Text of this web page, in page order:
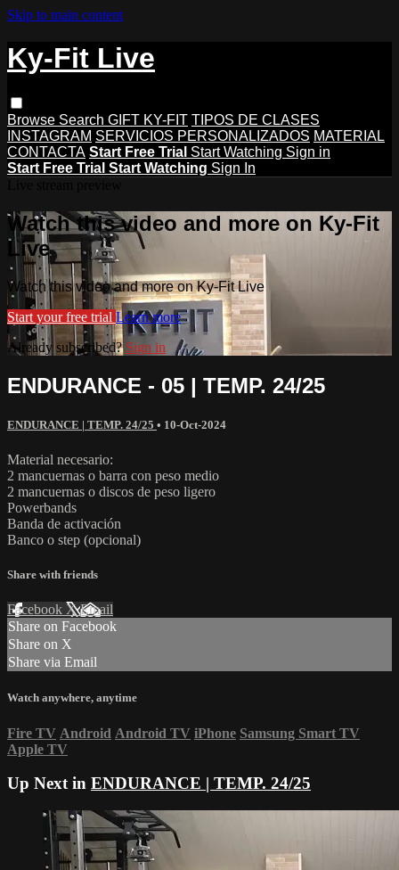
Skip to main content
Ky-Fit Live
Browse Search GIFT KY-FIT TIPOS DE CLASES
INSTAGRAM SERVICIOS PERSONALIZADOS MATERIAL
CONTACTA Start Free Trial Start Watching Sign in
Start Free Trial Start Watching Sign In
Watch this video and more on Ky-Fit
Live
Watch this video and more on Ky-Fit Live
Start your free trial Learn more
Already subscribed?Sign in
ENDURANCE - 05 | TEMP. 24/25
ENDURANCE | TEMP. 24/25 • 10-Oct-2024
Material necesario:
2 mancuernas o barra con peso medio
2 mancuernas o discos de peso ligero
Powerbands
Banda de activación
Banco o step (opcional)
Share with friends
Facebook XEmail
Share on Facebook
Share on X
Share via Email
Watch anywhere, anytime
Fire TV Android Android TV iPhone Samsung Smart TV
Apple TV
Up Next in ENDURANCE | TEMP. 24/25